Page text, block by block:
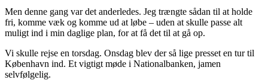
Men denne gang var det anderledes. Jeg trængte sådan til at holde
fri, komme væk og komme ud at løbe – uden at skulle passe alt
muligt ind i min daglige plan, for at få det til at gå op.
Vi skulle rejse en torsdag. Onsdag blev der så lige presset en tur til
København ind. Et vigtigt møde i Nationalbanken, jamen
selvfølgelig.